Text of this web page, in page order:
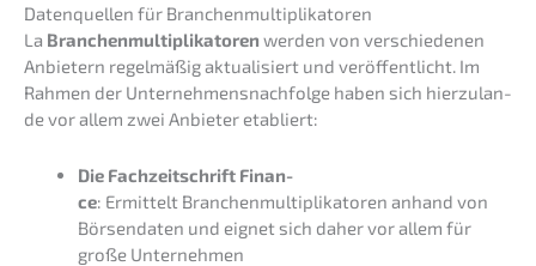
Daten­quel­len für Branchenmultiplikatoren
La Branchen­mul­ti­pli­ka­to­ren werden von verschie­de­nen
Anbie­tern regel­mä­ßig aktua­li­siert und veröf­fent­licht. Im
Rahmen der Unternehmens­nachfolge haben sich hierzu­lan­
de vor allem zwei Anbie­ter etabliert:
Die Fachzeit­schrift Finan­
ce: Ermit­telt Branchen­mul­ti­pli­ka­to­ren anhand von
Börsen­da­ten und eignet sich daher vor allem für
große Unternehmen